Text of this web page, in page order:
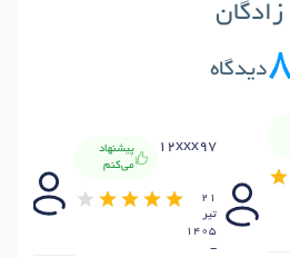
زادگان
8دیدگاه
12xxx97
پیشنهاد
می‌کنم
21
تير
1405
-